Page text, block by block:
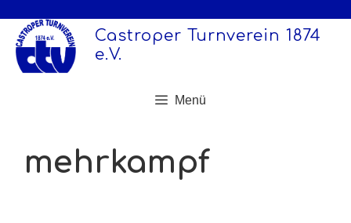
Inhalt
springen
Castroper Turnverein 1874
e.V.
Menü
mehrkampf